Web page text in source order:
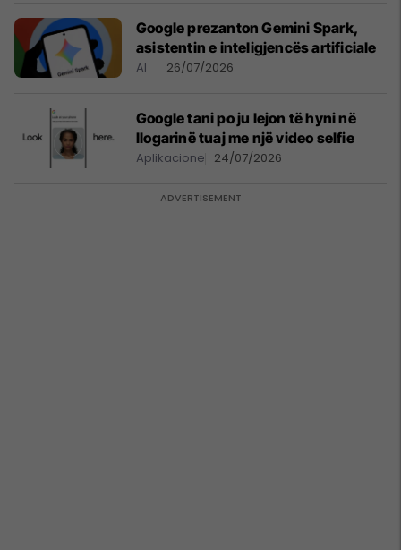
Google prezanton Gemini Spark,
asistentin e inteligjencës artificiale
AI 26/07/2026
Google tani po ju lejon të hyni në
llogarinë tuaj me një video selfie
Aplikacione 24/07/2026